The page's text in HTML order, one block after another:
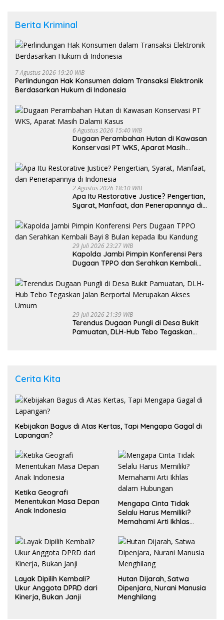
Berita Kriminal
7 Agustus 2026 19:20 WIB
Perlindungan Hak Konsumen dalam Transaksi Elektronik
Berdasarkan Hukum di Indonesia
6 Agustus 2026 15:40 WIB
Dugaan Perambahan Hutan di Kawasan
Konservasi PT WKS, Aparat Masih
2 Agustus 2026 18:10 WIB
Apa Itu Restorative Justice? Pengertian,
Syarat, Manfaat, dan Penerapannya di
29 Juli 2026 23:27 WIB
Kapolda Jambi Pimpin Konferensi Pers
Dugaan TPPO dan Serahkan Kembali
29 Juli 2026 21:39 WIB
Terendus Dugaan Pungli di Desa Bukit
Pamuatan, DLH-Hub Tebo Tegaskan
Cerita Kita
Kebijakan Bagus di Atas Kertas, Tapi Mengapa Gagal di
Lapangan?
Ketika Geografi
Menentukan Masa Depan
Anak Indonesia
Mengapa Cinta Tidak
Selalu Harus Memiliki?
Memahami Arti Ikhlas
Layak Dipilih Kembali?
Ukur Anggota DPRD dari
Kinerja, Bukan Janji
Hutan Dijarah, Satwa
Dipenjara, Nurani Manusia
Menghilang